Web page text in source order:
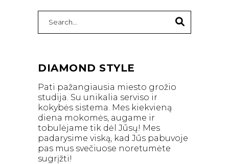
for:
DIAMOND STYLE
Pati pažangiausia miesto grožio
studija. Su unikalia serviso ir
kokybės sistema. Mes kiekvieną
diena mokomės, augame ir
tobulėjame tik dėl Jūsų! Mes
padarysime viską, kad Jūs pabuvoje
pas mus svečiuose noretumėte
sugrįžti!